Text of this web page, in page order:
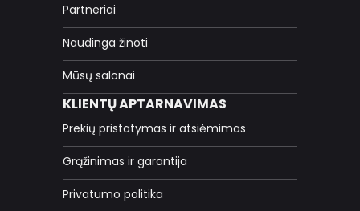
Partneriai
Naudinga žinoti
Mūsų salonai
KLIENTŲ APTARNAVIMAS
Prekių pristatymas ir atsiėmimas
Grąžinimas ir garantija
Privatumo politika